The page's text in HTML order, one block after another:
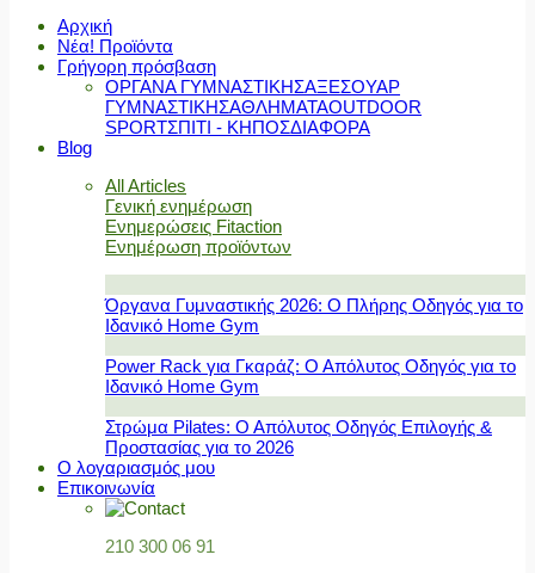
Αρχική
Νέα! Προϊόντα
Γρήγορη πρόσβαση
ΟΡΓΑΝΑ ΓΥΜΝΑΣΤΙΚΗΣΑΞΕΣΟΥΑΡ
ΓΥΜΝΑΣΤΙΚΗΣΑΘΛΗΜΑΤΑOUTDOOR
SPORTΣΠΙΤΙ - ΚΗΠΟΣΔΙΑΦΟΡΑ
Blog
All Articles
Γενική ενημέρωση
Ενημερώσεις Fitaction
Ενημέρωση προϊόντων
Όργανα Γυμναστικής 2026: Ο Πλήρης Οδηγός για το
Ιδανικό Home Gym
Power Rack για Γκαράζ: Ο Απόλυτος Οδηγός για το
Ιδανικό Home Gym
Στρώμα Pilates: Ο Απόλυτος Οδηγός Επιλογής &
Προστασίας για το 2026
Ο λογαριασμός μου
Επικοινωνία
210 300 06 91